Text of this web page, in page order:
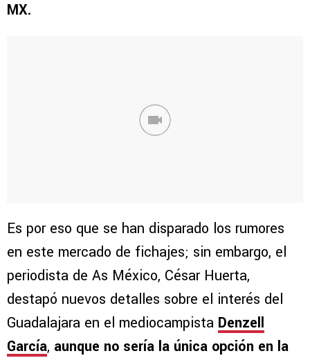
MX.
Es por eso que se han disparado los rumores
en este mercado de fichajes; sin embargo, el
periodista de As México, César Huerta,
destapó nuevos detalles sobre el interés del
Guadalajara en el mediocampista Denzell
García, aunque no sería la única opción en la